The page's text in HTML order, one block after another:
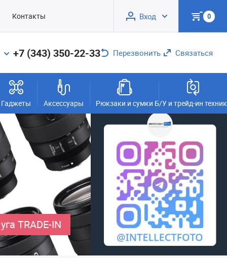
Контакты Вход 0
+7 (343) 350-22-33 Перезвонить Связаться
Гаджеты Аксессуары Рюкзаки и сумки Б/У и трейд-ин
TRADE-IN